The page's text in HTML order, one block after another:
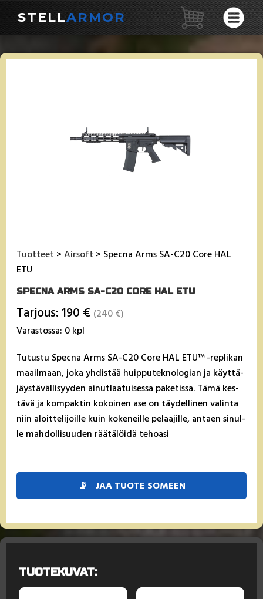
STELLARMOR
Tuotteet >Airsoft > Specna Arms SA-C20 Core HAL
ETU
SPECNA ARMS SA-C20 CORE HAL ETU
Tarjous: 190 € (240 €)
Varastossa: 0 kpl
Tu­tus­tu Spec­na Arms SA-C20 Co­re HAL ETU™ -rep­li­kan
maail­maan, jo­ka yh­dis­tää huip­pu­tek­no­lo­gian ja käyt­tä­
jäys­tä­väl­li­syy­den ai­nut­laa­tui­ses­sa pa­ke­tis­sa. Tä­mä kes­
tä­vä ja kom­pak­tin ko­koi­nen ase on täy­del­li­nen va­lin­ta
niin aloit­te­li­joil­le kuin ko­ke­neil­le pe­laa­jil­le, an­taen si­nul­
le mah­dol­li­suu­den rää­tä­löi­dä te­hoa­si
📡 JAA TUOTE SOMEEN
TUOTEKUVAT: